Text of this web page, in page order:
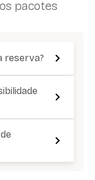
pacotes
reserva?